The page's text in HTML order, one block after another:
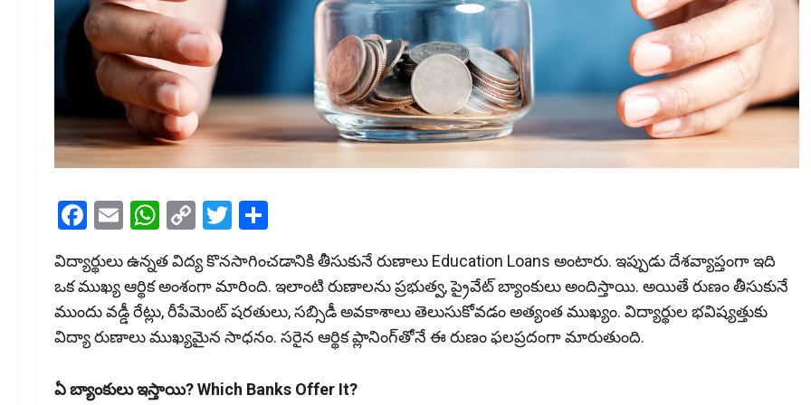
Facebook
EmailWhatsApp
CopyTwitter
విద్యార్థులు ఉన్నత విద్య కొనసాగించడానికి తీసుకునే రుణాలు Education Loans అంటారు. ఇప్పుడు దేశవ్యాప్తంగా ఇది
ఒక ముఖ్య ఆర్థిక అంశంగా మారింది. ఇలాంటి రుణాలను ప్రభుత్వ, ప్రైవేట్ బ్యాంకులు అందిస్తాయి. అయితే రుణం తీసుకునే
ముందు వడ్డీ రేట్లు, రీపేమెంట్ షరతులు, సబ్సిడీ అవకాశాలు తెలుసుకోవడం అత్యంత ముఖ్యం. విద్యార్థుల భవిష్యత్తుకు
విద్యా రుణాలు ముఖ్యమైన సాధనం. సరైన ఆర్థిక ప్లానింగ్‌తోనే ఈ రుణం ఫలప్రదంగా మారుతుంది.
ఏ బ్యాంకులు ఇస్తాయి? Which Banks Offer It?